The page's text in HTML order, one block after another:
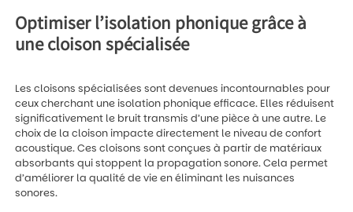
Optimiser l’isolation phonique grâce à
une cloison spécialisée
Les cloisons spécialisées sont devenues incontournables pour
ceux cherchant une isolation phonique efficace. Elles réduisent
significativement le bruit transmis d’une pièce à une autre. Le
choix de la cloison impacte directement le niveau de confort
acoustique. Ces cloisons sont conçues à partir de matériaux
absorbants qui stoppent la propagation sonore. Cela permet
d’améliorer la qualité de vie en éliminant les nuisances
sonores.